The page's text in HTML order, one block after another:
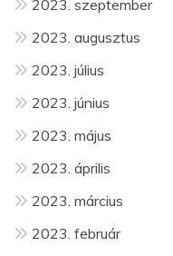
2023. szeptember
2023. augusztus
2023. július
2023. június
2023. május
2023. április
2023. március
2023. február